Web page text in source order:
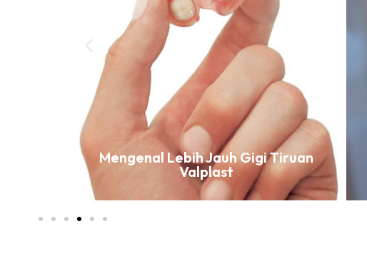
Mengenal Lebih Jauh Gigi Tiruan
Valplast